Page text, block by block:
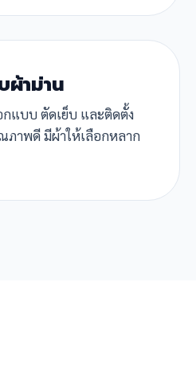
ผ้าม่าน
กแบบ ตัดเย็บ และติดตั้ง
ภาพดี มีผ้าให้เลือกหลาก